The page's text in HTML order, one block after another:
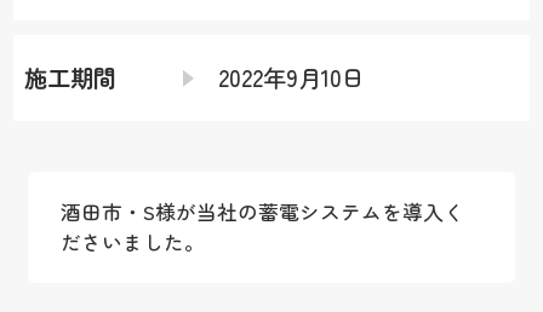
施工期間 2022年9月10日
酒田市・S様が当社の蓄電システムを導入く
ださいました。